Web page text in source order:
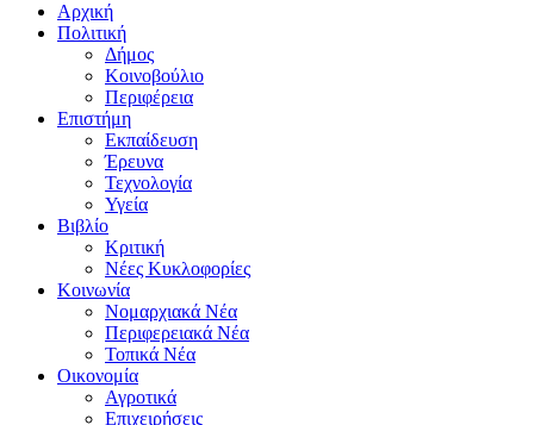
Αρχική
Πολιτική
Δήμος
Κοινοβούλιο
Περιφέρεια
Επιστήμη
Εκπαίδευση
Έρευνα
Τεχνολογία
Υγεία
Βιβλίο
Κριτική
Νέες Κυκλοφορίες
Κοινωνία
Νομαρχιακά Νέα
Περιφερειακά Νέα
Τοπικά Νέα
Οικονομία
Αγροτικά
Επιχειρήσεις